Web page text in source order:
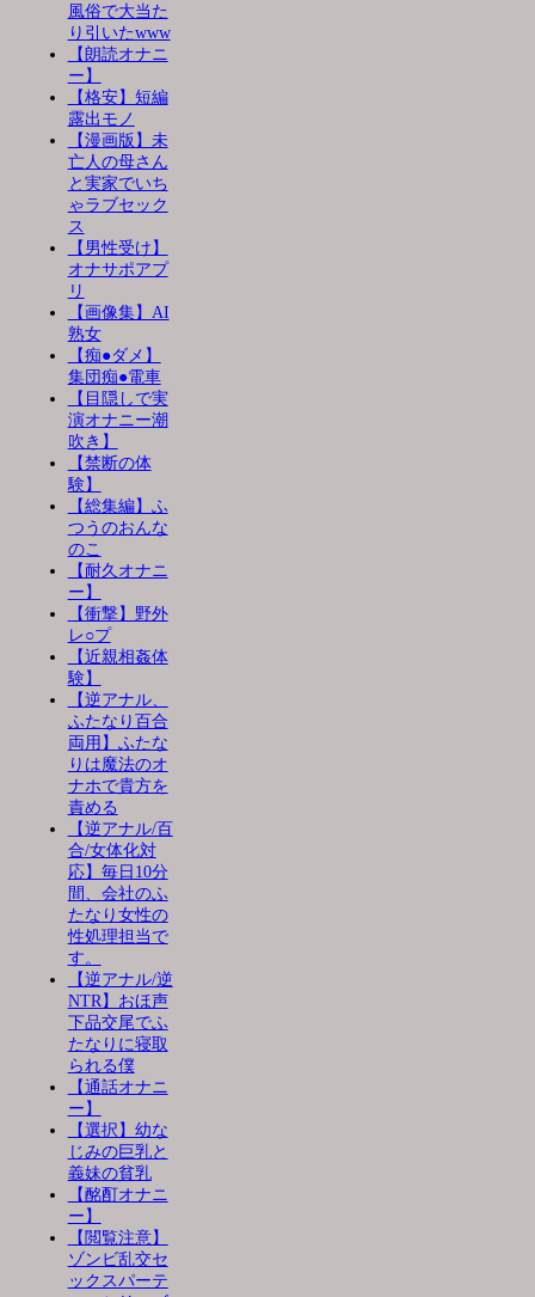
風俗で大当た
り引いたwww
【朗読オナニ
ー】
【格安】短編
露出モノ
【漫画版】未
亡人の母さん
と実家でいち
ゃラブセック
ス
【男性受け】
オナサポアプ
リ
【画像集】AI
熟女
【痴●ダメ】
集団痴●電車
【目隠しで実
演オナニー潮
吹き】
【禁断の体
験】
【総集編】ふ
つうのおんな
のこ
【耐久オナニ
ー】
【衝撃】野外
レ○プ
【近親相姦体
験】
【逆アナル、
ふたなり百合
両用】ふたな
りは魔法のオ
ナホで貴方を
責める
【逆アナル/百
合/女体化対
応】毎日10分
間、会社のふ
たなり女性の
性処理担当で
す。
【逆アナル/逆
NTR】おほ声
下品交尾でふ
たなりに寝取
られる僕
【通話オナニ
ー】
【選択】幼な
じみの巨乳と
義妹の貧乳
【酩酊オナニ
ー】
【閲覧注意】
ゾンビ乱交セ
ックスパーテ